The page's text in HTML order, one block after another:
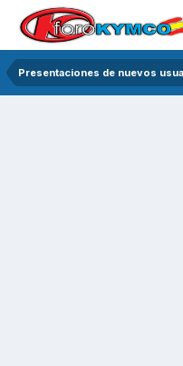
Presentaciones de nuevos